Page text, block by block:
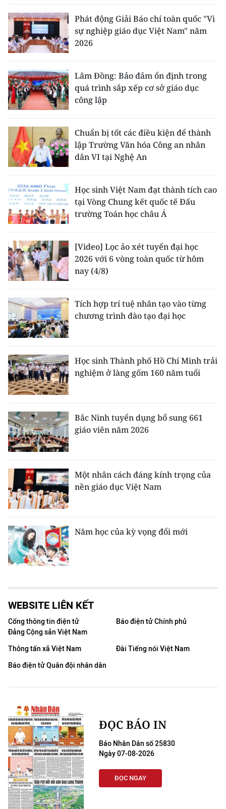
Phát động Giải Báo chí toàn quốc "Vì
sự nghiệp giáo dục Việt Nam" năm
2026
Lâm Đồng: Bảo đảm ổn định trong
quá trình sắp xếp cơ sở giáo dục
công lập
Chuẩn bị tốt các điều kiện để thành
lập Trường Văn hóa Công an nhân
dân VI tại Nghệ An
Học sinh Việt Nam đạt thành tích cao
tại Vòng Chung kết quốc tế Đấu
trường Toán học châu Á
[Video] Lọc ảo xét tuyển đại học
2026 với 6 vòng toàn quốc từ hôm
nay (4/8)
Tích hợp trí tuệ nhân tạo vào từng
chương trình đào tạo đại học
Học sinh Thành phố Hồ Chí Minh trải
nghiệm ở làng gốm 160 năm tuổi
Bắc Ninh tuyển dụng bổ sung 661
giáo viên năm 2026
Một nhân cách đáng kính trọng của
nền giáo dục Việt Nam
Năm học của kỳ vọng đổi mới
WEBSITE LIÊN KẾT
Cổng thông tin điện tử
Đảng Cộng sản Việt Nam
Báo điện tử Chính phủ
Thông tấn xã Việt Nam
Đài Tiếng nói Việt Nam
Báo điện tử Quân đội nhân dân
ĐỌC BÁO IN
Báo Nhân Dân số 25830
Ngày 07-08-2026
ĐỌC NGAY